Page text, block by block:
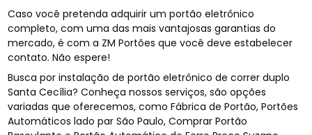
Caso você pretenda adquirir um portão eletrônico
completo, com uma das mais vantajosas garantias do
mercado, é com a ZM Portões que você deve estabelecer
contato. Não espere!
Busca por instalação de portão eletrônico de correr duplo
Santa Cecília? Conheça nossos serviços, são opções
variadas que oferecemos, como Fábrica de Portão, Portões
Automáticos lado par São Paulo, Comprar Portão